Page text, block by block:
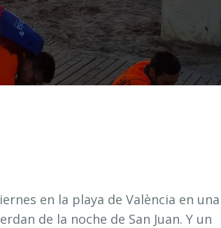
en la playa de València en una
de la noche de San Juan. Y un